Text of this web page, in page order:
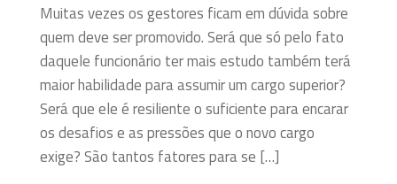
Muitas vezes os gestores ficam em dúvida sobre
quem deve ser promovido. Será que só pelo fato
daquele funcionário ter mais estudo também terá
maior habilidade para assumir um cargo superior?
Será que ele é resiliente o suficiente para encarar
os desafios e as pressões que o novo cargo
exige? São tantos fatores para se […]